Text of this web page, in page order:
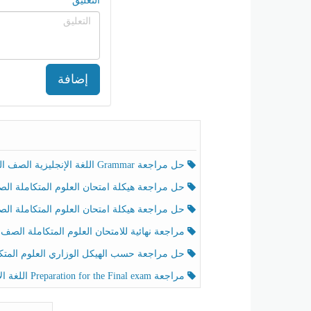
إضافة
حل مراجعة Grammar اللغة الإنجليزية الصف الخامس الفصل الثالث
حل مراجعة هيكلة امتحان العلوم المتكاملة الصف الخامس انسبير الفصل
حل مراجعة هيكلة امتحان العلوم المتكاملة الصف الخامس عام الفصل
مراجعة نهائية للامتحان العلوم المتكاملة الصف الخامس انسبير الفصل
حل مراجعة حسب الهيكل الوزاري العلوم المتكاملة الصف الخامس عام الفصل
مراجعة Preparation for the Final exam اللغة الإنجليزية الصف الرابع الفصل الثالث